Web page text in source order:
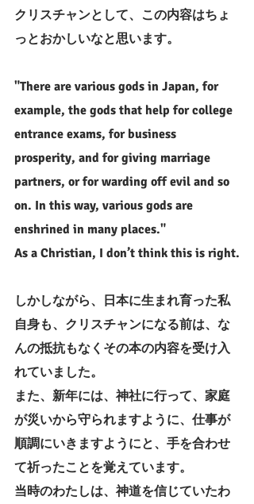
クリスチャンとして、この内容はちょ
っとおかしいなと思います。
"There are various gods in Japan, for
example, the gods that help for college
entrance exams, for business
prosperity, and for giving marriage
partners, or for warding off evil and so
on. In this way, various gods are
enshrined in many places."
As a Christian, I don’t think this is right.
しかしながら、日本に生まれ育った私
自身も、クリスチャンになる前は、な
んの抵抗もなくその本の内容を受け入
れていました。
また、新年には、神社に行って、家庭
が災いから守られますように、仕事が
順調にいきますようにと、手を合わせ
て祈ったことを覚えています。
当時のわたしは、神道を信じていたわ